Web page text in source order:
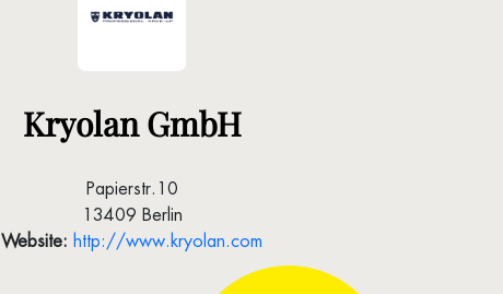
Kryolan GmbH
Papierstr.10
13409 Berlin
Website: http://www.kryolan.com